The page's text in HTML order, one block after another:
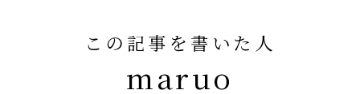
この記事を書いた人
maruo